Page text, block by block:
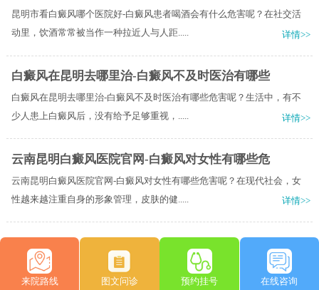
昆明市看白癜风哪个医院好-白癜风患者喝酒会有什么危害呢？在社交活
动里，饮酒常常被当作一种拉近人与人距.....
详情>>
白癜风在昆明去哪里治-白癜风不及时医治有哪些
白癜风在昆明去哪里治-白癜风不及时医治有哪些危害呢？生活中，有不
少人患上白癜风后，没有给予足够重视，.....
详情>>
云南昆明白癜风医院官网-白癜风对女性有哪些危
云南昆明白癜风医院官网-白癜风对女性有哪些危害呢？在现代社会，女
性越来越注重自身的形象管理，皮肤的健.....
详情>>
来院路线 图文问诊 预约挂号 在线咨询